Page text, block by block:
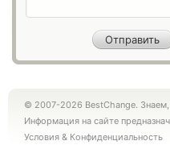
© 2007-2026 BestChange. Знаем,
Информация на сайте
Условия & Конфиденциальность